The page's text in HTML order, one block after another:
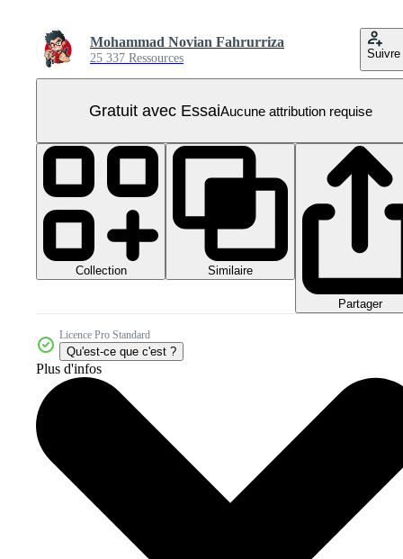
Mohammad Novian Fahrurriza
25 337 Ressources Suivre
Gratuit avec EssaiAucune attribution requise
Collection Similaire
Partager
Licence Pro Standard
Qu'est-ce que c'est ?
Plus d'infos